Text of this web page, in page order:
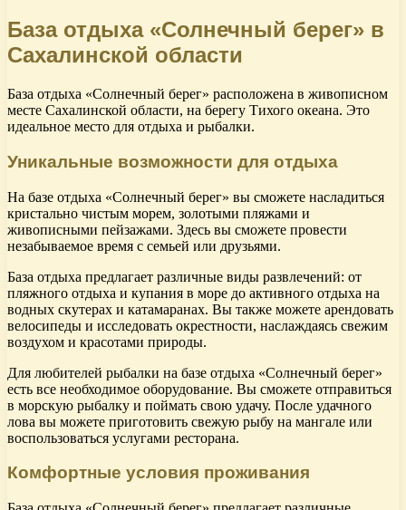
База отдыха «Солнечный берег» в
Сахалинской области
База отдыха «Солнечный берег» расположена в живописном
месте Сахалинской области, на берегу Тихого океана. Это
идеальное место для отдыха и рыбалки.
Уникальные возможности для отдыха
На базе отдыха «Солнечный берег» вы сможете насладиться
кристально чистым морем, золотыми пляжами и
живописными пейзажами. Здесь вы сможете провести
незабываемое время с семьей или друзьями.
База отдыха предлагает различные виды развлечений: от
пляжного отдыха и купания в море до активного отдыха на
водных скутерах и катамаранах. Вы также можете арендовать
велосипеды и исследовать окрестности, наслаждаясь свежим
воздухом и красотами природы.
Для любителей рыбалки на базе отдыха «Солнечный берег»
есть все необходимое оборудование. Вы сможете отправиться
в морскую рыбалку и поймать свою удачу. После удачного
лова вы можете приготовить свежую рыбу на мангале или
воспользоваться услугами ресторана.
Комфортные условия проживания